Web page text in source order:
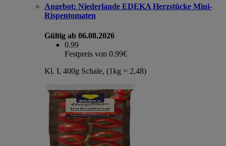
Angebot: Niederlande EDEKA Herzstücke Mini-
Rispentomaten
Gültig ab 06.08.2026
0.99
Festpreis von 0.99€
Kl. I, 400g Schale, (1kg = 2,48)